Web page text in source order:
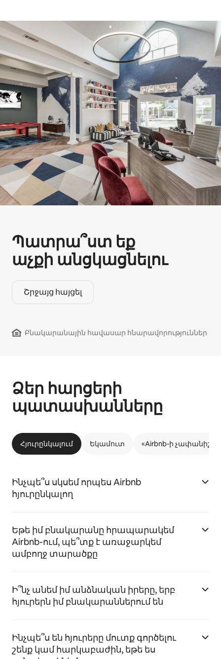
Պատրա՞ստ եք
աչքի անցկացնելու
Շրջայց հայցել
Բնակարանային հավասար հնարավորություններ
Ձեր հարցերի
պատասխանները
Հյուրընկալում Եկամուտ «Airbnb-ի
Ինչպե՞ս սկսեմ որպես Airbnb
հյուրընկալող
Եթե իմ բնակարանը հրապարակեմ
Airbnb-ում, պե՞տք է առաջարկեմ
ամբողջ տարածքը
Ի՞նչ անեմ իմ անձնական իրերը, երբ
հյուրերն իմ բնակարաններում են
Ինչպե՞ս են հյուրերը մուտք գործելու
շենք կամ հարկաբաժին, եթե ես